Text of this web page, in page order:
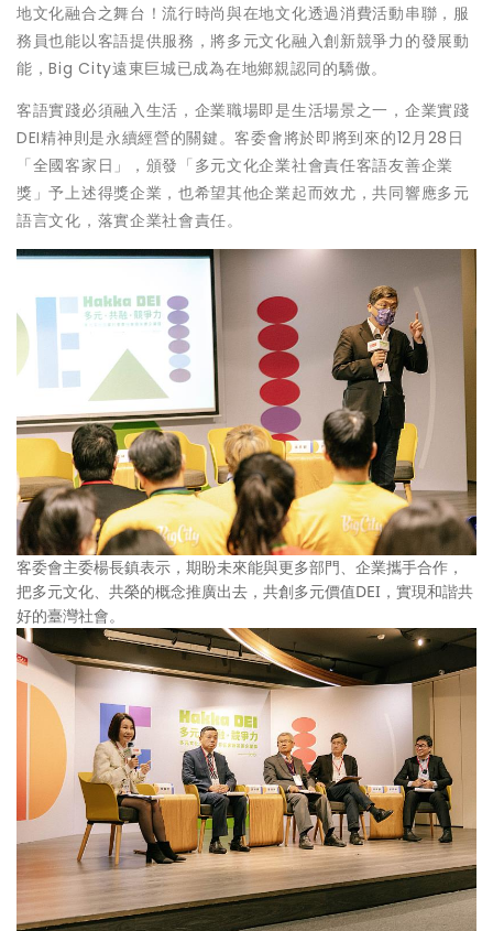
地文化融合之舞台！流行時尚與在地文化透過消費活動串聯，服
務員也能以客語提供服務，將多元文化融入創新競爭力的發展動
能，Big City遠東巨城已成為在地鄉親認同的驕傲。
客語實踐必須融入生活，企業職場即是生活場景之一，企業實踐
DEI精神則是永續經營的關鍵。客委會將於即將到來的12月28日
「全國客家日」，頒發「多元文化企業社會責任客語友善企業
獎」予上述得獎企業，也希望其他企業起而效尤，共同響應多元
語言文化，落實企業社會責任。
客委會主委楊長鎮表示，期盼未來能與更多部門、企業攜手合作，
把多元文化、共榮的概念推廣出去，共創多元價值DEI，實現和諧共
好的臺灣社會。